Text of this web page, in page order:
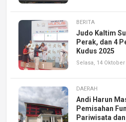
BERITA
Judo Kaltim
Perak, dan 4
Kudus 2025
Selasa, 14 Oktober
DAERAH
Andi Harun
Pemisahan
Pariwisata